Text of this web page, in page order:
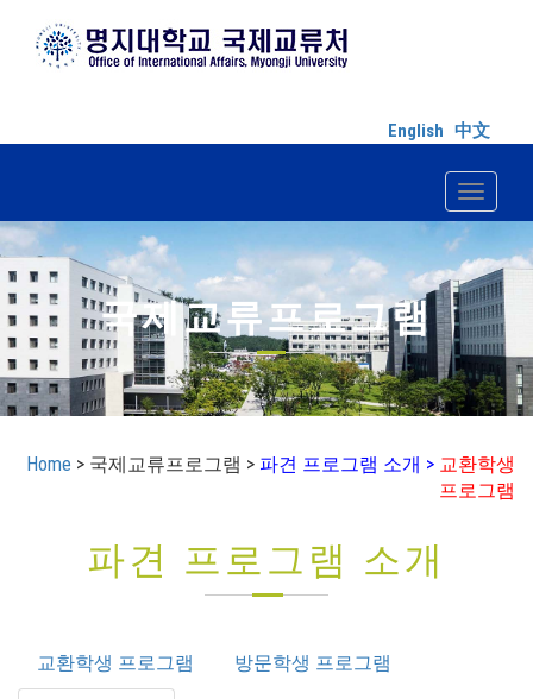
English 中文
Toggle
국제교류프로그램
Home > 국제교류프로그램 > 파견 프로그램 소개 > 교환학생
프로그램
파견 프로그램 소개
교환학생 프로그램 방문학생 프로그램